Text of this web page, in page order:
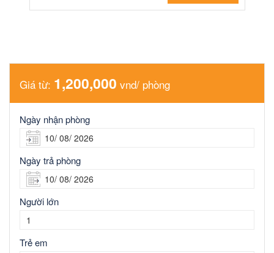
Giá từ: 1,200,000 vnd/ phòng
Ngày nhận phòng
Ngày trả phòng
Người lớn
Trẻ em